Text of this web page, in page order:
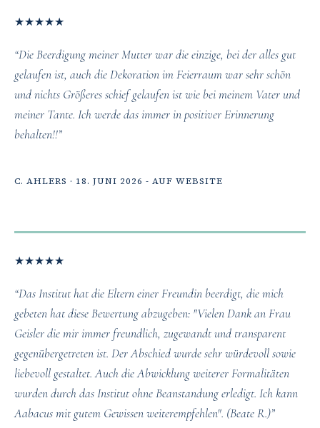
★★★★★
“Die Beerdigung meiner Mutter war die einzige, bei der alles gut
gelaufen ist, auch die Dekoration im Feierraum war sehr schön
und nichts Größeres schief gelaufen ist wie bei meinem Vater und
meiner Tante. Ich werde das immer in positiver Erinnerung
behalten!!”
C. AHLERS · 18. JUNI 2026 - AUF WEBSITE
★★★★★
“Das Institut hat die Eltern einer Freundin beerdigt, die mich
gebeten hat diese Bewertung abzugeben: "Vielen Dank an Frau
Geisler die mir immer freundlich, zugewandt und transparent
gegenübergetreten ist. Der Abschied wurde sehr würdevoll sowie
liebevoll gestaltet. Auch die Abwicklung weiterer Formalitäten
wurden durch das Institut ohne Beanstandung erledigt. Ich kann
Aabacus mit gutem Gewissen weiterempfehlen". (Beate R.)”